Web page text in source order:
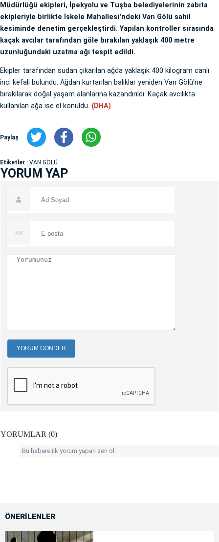
Müdürlüğü ekipleri, İpekyolu ve Tuşba belediyelerinin zabıta
ekipleriyle birlikte İskele Mahallesi'ndeki Van Gölü sahil
kesiminde denetim gerçekleştirdi. Yapılan kontroller sırasında
kaçak avcılar tarafından göle bırakılan yaklaşık 400 metre
uzunluğundaki uzatma ağı tespit edildi.
Ekipler tarafından sudan çıkarılan ağda yaklaşık 400 kilogram canlı
inci kefali bulundu. Ağdan kurtarılan balıklar yeniden Van Gölü'ne
bırakılarak doğal yaşam alanlarına kazandırıldı. Kaçak avcılıkta
kullanılan ağa ise el konuldu. (DHA)
Paylaş
Etiketler : VAN GÖLÜ
YORUM YAP
YORUM GÖNDER
YORUMLAR (0)
Bu habere ilk yorum yapan sen ol.
ÖNERİLENLER